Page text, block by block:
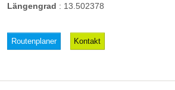
Längengrad : 13.502378
Routenplaner Kontakt